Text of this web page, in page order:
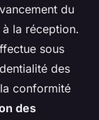
du
la réception.
sous
des
conformité
des